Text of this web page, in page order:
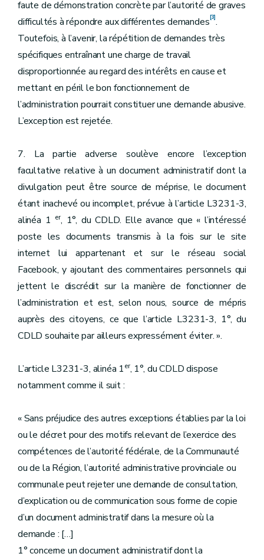
faute de démonstration concrète par l’autorité de graves
difficultés à répondre aux différentes demandes[3].
Toutefois, à l’avenir, la répétition de demandes très
spécifiques entraînant une charge de travail
disproportionnée au regard des intérêts en cause et
mettant en péril le bon fonctionnement de
l’administration pourrait constituer une demande abusive.
L’exception est rejetée.
7. La partie adverse soulève encore l’exception
facultative relative à un document administratif dont la
divulgation peut être source de méprise, le document
étant inachevé ou incomplet, prévue à l’article L3231-3,
alinéa 1 er, 1°, du CDLD. Elle avance que « l’intéressé
poste les documents transmis à la fois sur le site
internet lui appartenant et sur le réseau social
Facebook, y ajoutant des commentaires personnels qui
jettent le discrédit sur la manière de fonctionner de
l’administration et est, selon nous, source de mépris
auprès des citoyens, ce que l’article L3231-3, 1°, du
CDLD souhaite par ailleurs expressément éviter. ».
L’article L3231-3, alinéa 1er, 1°, du CDLD dispose
notamment comme il suit :
« Sans préjudice des autres exceptions établies par la loi
ou le décret pour des motifs relevant de l’exercice des
compétences de l’autorité fédérale, de la Communauté
ou de la Région, l’autorité administrative provinciale ou
communale peut rejeter une demande de consultation,
d’explication ou de communication sous forme de copie
d’un document administratif dans la mesure où la
demande : […]
1° concerne un document administratif dont la